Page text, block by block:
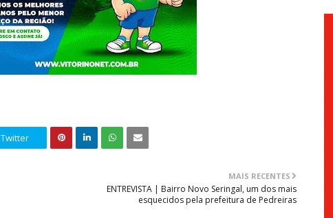
Twitter
MAIS RECENTES
ENTREVISTA | Bairro Novo Seringal, um dos mais
esquecidos pela prefeitura de Pedreiras